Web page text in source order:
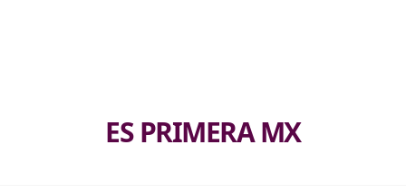
ES PRIMERA MX